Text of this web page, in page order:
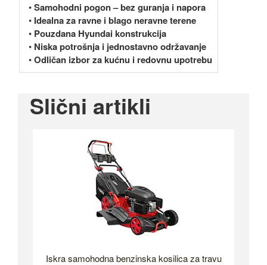
•Samohodni pogon – bez guranja i napora
• Idealna za ravne i blago neravne terene
• Pouzdana Hyundai konstrukcija
• Niska potrošnja i jednostavno održavanje
•Odličan izbor za kućnu i redovnu upotrebu
Slični artikli
Iskra samohodna benzinska kosilica za travu